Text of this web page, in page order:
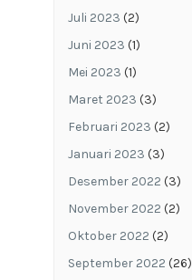
Juli 2023 (2)
Juni 2023 (1)
Mei 2023 (1)
Maret 2023 (3)
Februari 2023 (2)
Januari 2023 (3)
Desember 2022 (3)
November 2022 (2)
Oktober 2022 (2)
September 2022 (26)